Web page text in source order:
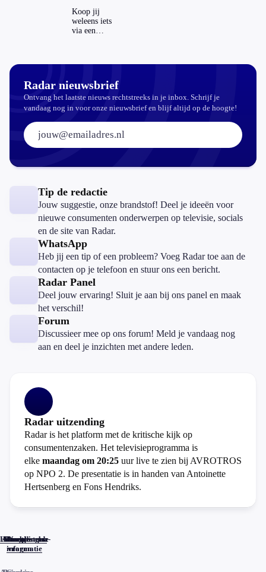
een
openbaar
toilet?
Koop jij
weleens iets
via een
Radar nieuwsbrief
Ontvang het laatste nieuws rechtstreeks in je inbox. Schrijf je
vandaag nog in voor onze nieuwsbrief en blijf altijd op de hoogte!
E-mailadres:
Tip de redactie
Jouw suggestie, onze brandstof! Deel je ideeën voor
nieuwe consumenten onderwerpen op televisie, socials
en de site van Radar.
WhatsApp
Heb jij een tip of een probleem? Voeg Radar toe aan de
contacten op je telefoon en stuur ons een bericht.
Radar Panel
Deel jouw ervaring! Sluit je aan bij ons panel en maak
het verschil!
Forum
Discussieer mee op ons forum! Meld je vandaag nog
aan en deel je inzichten met andere leden.
Radar uitzending
Radar is het platform met de kritische kijk op
consumentenzaken. Het televisieprogramma is
elke maandag om 20:25 uur live te zien bij AVROTROS
op NPO 2. De presentatie is in handen van Antoinette
Hertsenberg en Fons Hendriks.
Home
Actueel
Uitzendingen
Reacties
Programma-
informatie
Veelgestelde
vragen